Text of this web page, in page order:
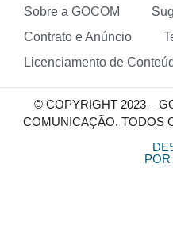
Sobre a GOCOM
Contrato e Anúncio
Licenciamento de
© COPYRIGHT 2023 –
COMUNICAÇÃO. TODOS